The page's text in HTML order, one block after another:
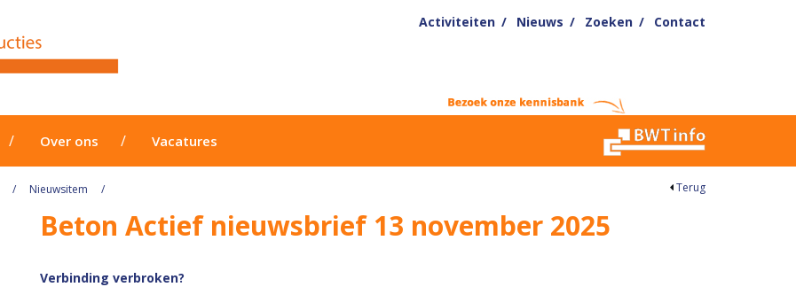
Activiteiten Nieuws Zoeken Contact
Over ons Vacatures
Nieuwsitem Terug
Beton Actief nieuwsbrief 13 november 2025
Verbinding verbroken?